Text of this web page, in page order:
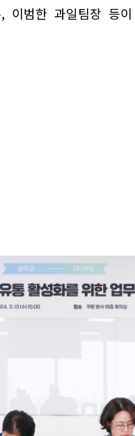
이범한 과일팀장 등